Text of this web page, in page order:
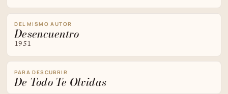
DEL MISMO AUTOR
Desencuentro
1951
PARA DESCUBRIR
De Todo Te Olvidas